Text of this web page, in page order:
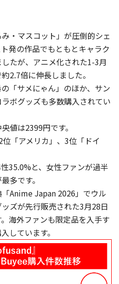
・マスコット」が圧倒的シェ
発の作品でもともとキャラク
たが、アニメ化された1-3月
2.7倍に伸長しました。
「サメにゃん」のほか、サン
ボグッズも多数購入されてい
値は2399円です。
「アメリカ」、3位「ドイ
35.0%と、女性ファンが過半
多です。
Anime Japan 2026」でウル
ズが先行販売された3月28日
海外ファンも限定品を入手す
しています。